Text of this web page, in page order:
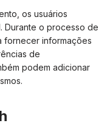
os usuários
Durante o processo de
fornecer informações
de
podem adicionar